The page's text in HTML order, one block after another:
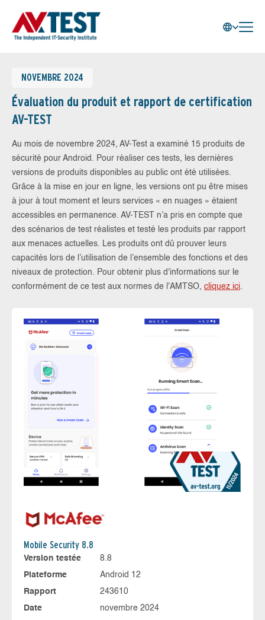
NOVEMBRE 2024
Évaluation du produit et rapport de certification
AV-TEST
Au mois de novembre 2024, AV-Test a examiné 15 produits de
sécurité pour Android. Pour réaliser ces tests, les dernières
versions de produits disponibles au public ont été utilisées.
Grâce à la mise en jour en ligne, les versions ont pu être mises
à jour à tout moment et leurs services « en nuages » étaient
accessibles en permanence. AV-TEST n’a pris en compte que
des scénarios de test réalistes et testé les produits par rapport
aux menaces actuelles. Les produits ont dû prouver leurs
capacités lors de l’utilisation de l’ensemble des fonctions et des
niveaux de protection. Pour obtenir plus d'informations sur le
conformément de ce test aux normes de l'AMTSO, cliquez ici.
Mobile Security 8.8
Version testée
8.8
Plateforme
Android 12
Rapport
243610
Date
novembre 2024